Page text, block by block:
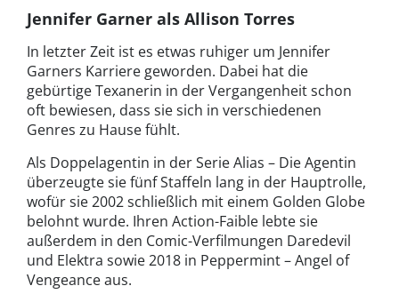
Jennifer Garner als Allison Torres
In letzter Zeit ist es etwas ruhiger um Jennifer
Garners Karriere geworden. Dabei hat die
gebürtige Texanerin in der Vergangenheit schon
oft bewiesen, dass sie sich in verschiedenen
Genres zu Hause fühlt.
Als Doppelagentin in der Serie Alias – Die Agentin
überzeugte sie fünf Staffeln lang in der Hauptrolle,
wofür sie 2002 schließlich mit einem Golden Globe
belohnt wurde. Ihren Action-Faible lebte sie
außerdem in den Comic-Verfilmungen Daredevil
und Elektra sowie 2018 in Peppermint – Angel of
Vengeance aus.